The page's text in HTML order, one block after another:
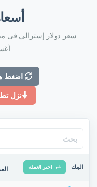
اضغط
نزل
البنك اختر العملة